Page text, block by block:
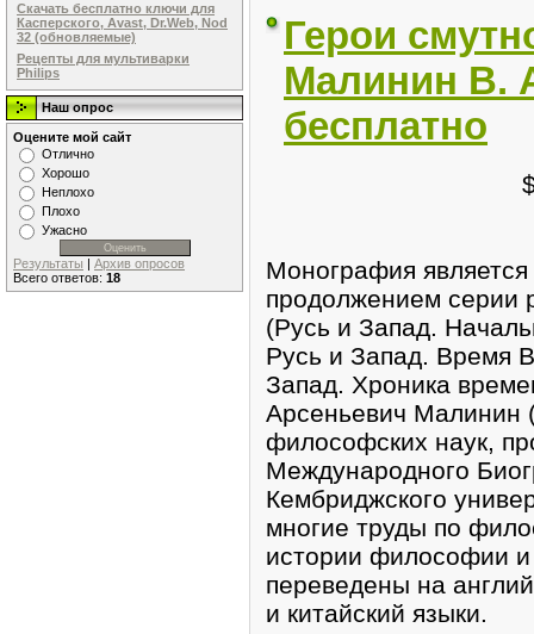
Скачать бесплатно ключи для
Касперского, Avast, Dr.Web, Nod
32 (обновляемые)
Рецепты для мультиварки
Philips
Наш опрос
Оцените мой сайт
Отлично
Хорошо
Неплохо
Плохо
Ужасно
Результаты | Архив опросов
Всего ответов: 18
Герои
Малинин В.
бесплатно
Монография является
продолжением серии
(Русь и Запад.
Русь и Запад. Время
Запад. Хроника
Арсеньевич Малинин
философских наук,
Международного
Кембриджского
многие труды по
истории философии
переведены на
и китайский языки.